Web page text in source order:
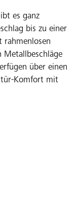
es ganz
bis zu einer
rahmenlosen
Metallbeschläge
über einen
Komfort mit